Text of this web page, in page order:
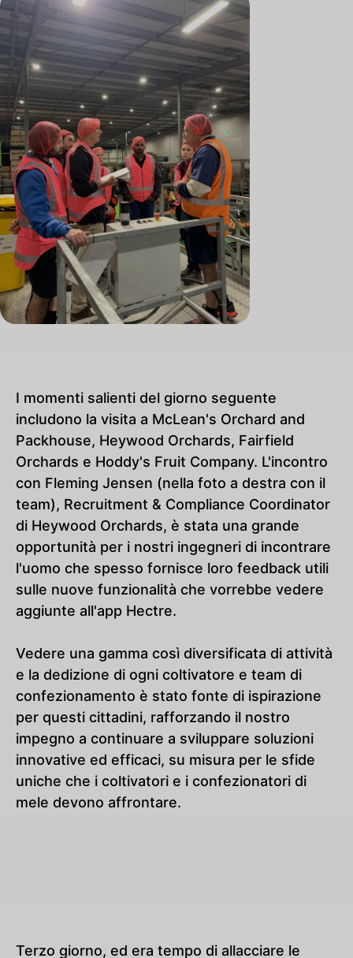
I momenti salienti del giorno seguente
includono la visita a McLean's Orchard and
Packhouse, Heywood Orchards, Fairfield
Orchards e Hoddy's Fruit Company. L'incontro
con Fleming Jensen (nella foto a destra con il
team), Recruitment & Compliance Coordinator
di Heywood Orchards, è stata una grande
opportunità per i nostri ingegneri di incontrare
l'uomo che spesso fornisce loro feedback utili
sulle nuove funzionalità che vorrebbe vedere
aggiunte all'app Hectre.
Vedere una gamma così diversificata di attività
e la dedizione di ogni coltivatore e team di
confezionamento è stato fonte di ispirazione
per questi cittadini, rafforzando il nostro
impegno a continuare a sviluppare soluzioni
innovative ed efficaci, su misura per le sfide
uniche che i coltivatori e i confezionatori di
mele devono affrontare.
Terzo giorno, ed era tempo di allacciare le